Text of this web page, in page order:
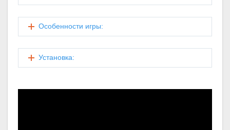
Особенности игры:
Установка: